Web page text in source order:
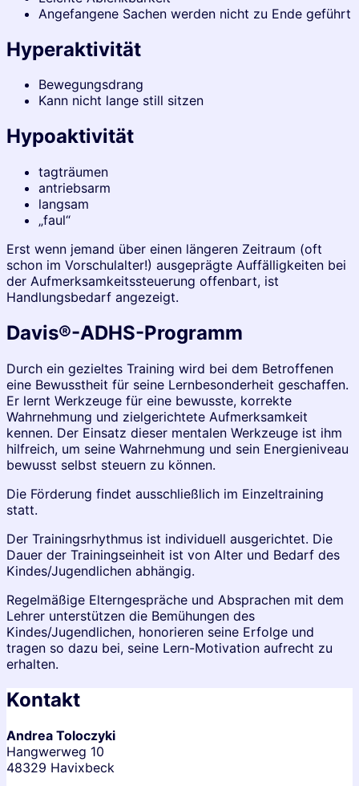
Angefangene Sachen werden nicht zu Ende geführt
Hyperaktivität
Bewegungsdrang
Kann nicht lange still sitzen
Hypoaktivität
tagträumen
antriebsarm
langsam
„faul“
Erst wenn jemand über einen längeren Zeitraum (oft
schon im Vorschulalter!) ausgeprägte Auffälligkeiten bei
der Aufmerksamkeitssteuerung offenbart, ist
Handlungsbedarf angezeigt.
Davis®-ADHS-Programm
Durch ein gezieltes Training wird bei dem Betroffenen
eine Bewusstheit für seine Lernbesonderheit geschaffen.
Er lernt Werkzeuge für eine bewusste, korrekte
Wahrnehmung und zielgerichtete Aufmerksamkeit
kennen. Der Einsatz dieser mentalen Werkzeuge ist ihm
hilfreich, um seine Wahrnehmung und sein Energieniveau
bewusst selbst steuern zu können.
Die Förderung findet ausschließlich im Einzeltraining
statt.
Der Trainingsrhythmus ist individuell ausgerichtet. Die
Dauer der Trainingseinheit ist von Alter und Bedarf des
Kindes/Jugendlichen abhängig.
Regelmäßige Elterngespräche und Absprachen mit dem
Lehrer unterstützen die Bemühungen des
Kindes/Jugendlichen, honorieren seine Erfolge und
tragen so dazu bei, seine Lern-Motivation aufrecht zu
erhalten.
Kontakt
Andrea Toloczyki
Hangwerweg 10
48329 Havixbeck